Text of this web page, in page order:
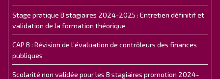
Stage pratique B stagiaires 2024-2025 : Entretien définitif et
validation de la formation théorique
CAP B : Révision de l’évaluation de contrôleurs des finances
publiques
Scolarité non validée pour les B stagiaires promotion 2024-